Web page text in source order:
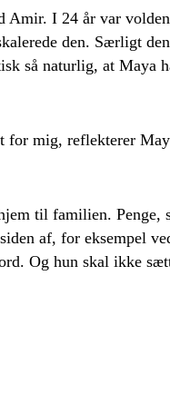
Amir. I 24 år var
den. Særligt
så naturlig, at Maya
for mig, reflekterer
til familien. Penge,
af, for eksempel
Og hun skal ikke